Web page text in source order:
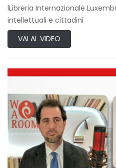
lLibreria Internazionale
intellettuali e cittadini
VAI AL VIDEO